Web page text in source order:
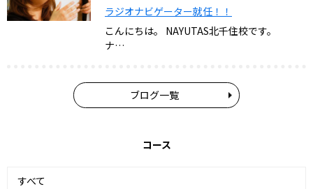
ラジオナビゲーター就任！！
こんにちは。 NAYUTAS北千住校です。
ナ…
ブログ一覧
コース
すべて